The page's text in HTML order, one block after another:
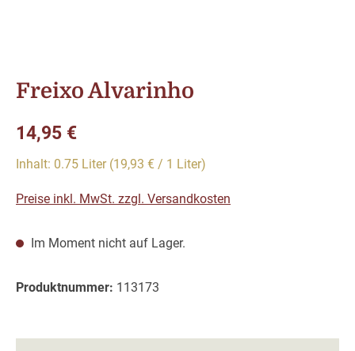
Freixo Alvarinho
Regulärer Preis:
14,95 €
Inhalt: 0.75 Liter (19,93 € / 1 Liter)
Preise inkl. MwSt. zzgl. Versandkosten
Im Moment nicht auf Lager.
Produktnummer: 113173